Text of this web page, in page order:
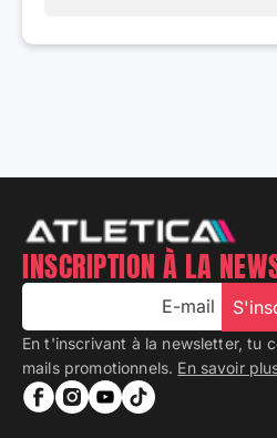
INSCRIPTION À LA
E-mail
En t'inscrivant à la newsletter, tu
mails promotionnels. En savoir